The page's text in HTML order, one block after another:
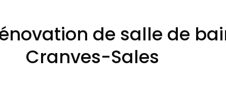
de salle de
Cranves-Sales